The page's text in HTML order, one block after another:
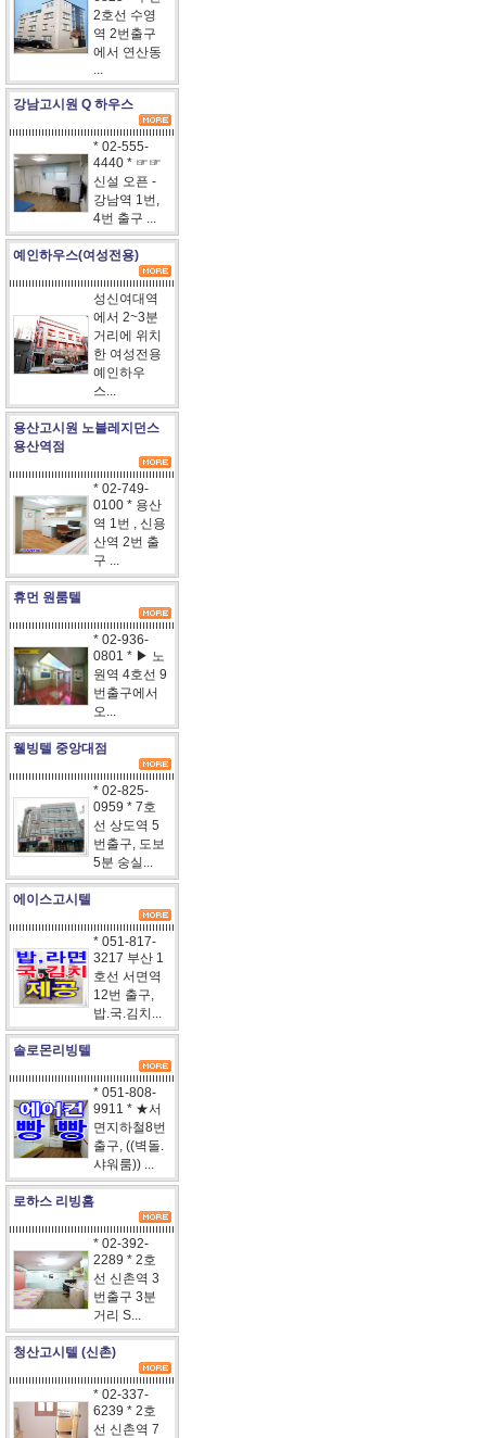
2호선 수영
역 2번출구
에서 연산동
...
강남고시원 Q 하우스
* 02-555-
4440 * ☞☞
신설 오픈 -
강남역 1번,
4번 출구 ...
예인하우스(여성전용)
성신여대역
에서 2~3분
거리에 위치
한 여성전용
예인하우
스...
용산고시원 노블레지던스
용산역점
* 02-749-
0100 * 용산
역 1번 , 신용
산역 2번 출
구 ...
휴먼 원룸텔
* 02-936-
0801 * ▶ 노
원역 4호선 9
번출구에서
오...
웰빙텔 중앙대점
* 02-825-
0959 * 7호
선 상도역 5
번출구, 도보
5분 숭실...
에이스고시텔
* 051-817-
3217 부산 1
호선 서면역
12번 출구,
밥.국.김치...
솔로몬리빙텔
* 051-808-
9911 * ★서
면지하철8번
출구, ((벽돌.
샤워룸)) ...
로하스 리빙홈
* 02-392-
2289 * 2호
선 신촌역 3
번출구 3분
거리 S...
청산고시텔 (신촌)
* 02-337-
6239 * 2호
선 신촌역 7